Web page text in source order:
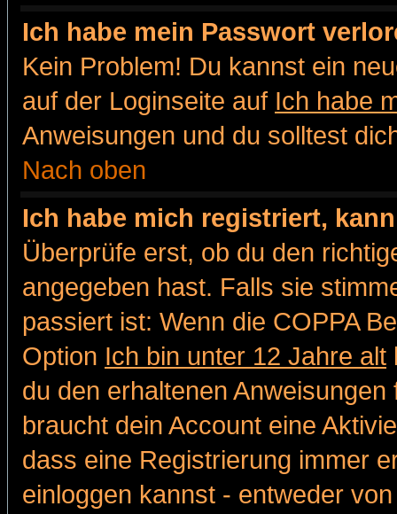
Ich habe mein Passwort
Kein Problem! Du kannst ein
auf der Loginseite auf Ich habe
Anweisungen und du solltest
Nach oben
Ich habe mich registriert,
Überprüfe erst, ob du den
angegeben hast. Falls sie
passiert ist: Wenn die COPPA
Option Ich bin unter 12 Jahre alt
du den erhaltenen
braucht dein Account eine
dass eine Registrierung immer
einloggen kannst - entweder